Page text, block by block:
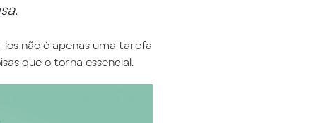
não é apenas uma tarefa
que o torna essencial.